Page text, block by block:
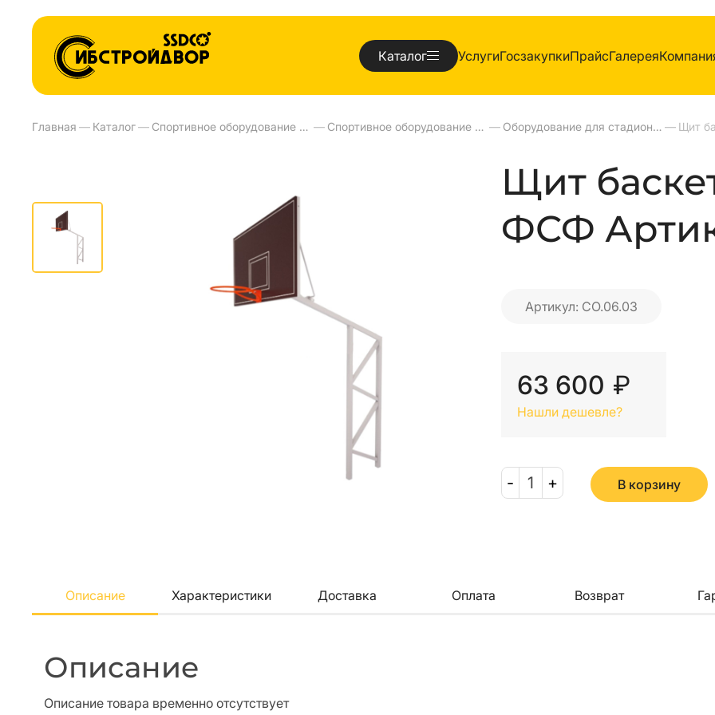
Каталог УслугиГосзакупкиПрайсГалерея
Главная — Каталог— Спортивное оборудование и тренажеры для улиц — Спортивное оборудование для улиц — Оборудование для стадионов —
Щит
ФСФ
Артикул: СО.06.03
63 600 ₽
Нашли дешевле?
- 1 + В корзину
Описание Характеристики Доставка Оплата Возврат
Описание
Описание товара временно отсутствует